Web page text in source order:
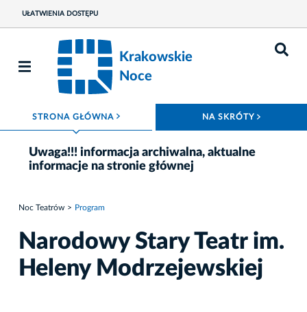
UŁATWIENIA DOSTĘPU
Krakowskie
Noce
STRONA GŁÓWNA ROZWIŃ MENU NA SKRÓTY
Uwaga!!! informacja archiwalna, aktualne
informacje na stronie głównej
Noc Teatrów Program
Narodowy Stary Teatr im.
Heleny Modrzejewskiej